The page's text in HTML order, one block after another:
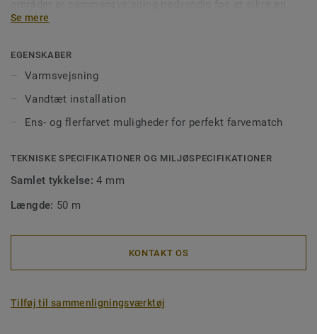
vandtæt montering men også for at få en korrekt
lettere at rengøre, da det forhindrer, at snavs sætter sig
fast i hullerne. Vores svejsetråd fås i ens- eller flerfarvet,
så de passer perfekt til dine gulve eller til at skabe
designkontraster.
Se mere
EGENSKABER
Varmsvejsning
Vandtæt installation
Ens- og flerfarvet muligheder for perfekt farvematch
TEKNISKE SPECIFIKATIONER OG MILJØSPECIFIKATIONER
Samlet tykkelse:4 mm
Længde: 50 m
KONTAKT OS
Tilføj til sammenligningsværktøj